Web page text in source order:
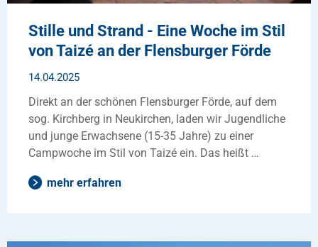
Stille und Strand - Eine Woche im Stil
von Taizé an der Flensburger Förde
14.04.2025
Direkt an der schönen Flensburger Förde, auf dem
sog. Kirchberg in Neukirchen, laden wir Jugendliche
und junge Erwachsene (15-35 Jahre) zu einer
Campwoche im Stil von Taizé ein. Das heißt …
mehr erfahren